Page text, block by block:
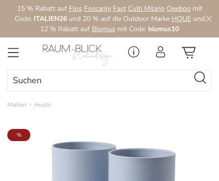
Zum Hauptinhalt springen
15 % Rabatt auf Flos Foscarini Fast Culti Milano Qeeboo mit
Code: ITALIEN26und 20 % auf die Outdoor Marke HOUEund
12 % Rabatt auf Blomus mit Code: blomus10
Marken muuto
Bildergalerie überspringen
%